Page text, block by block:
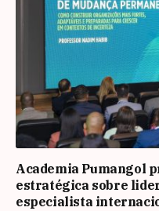
Academia Pumangol
estratégica sobre
especialista